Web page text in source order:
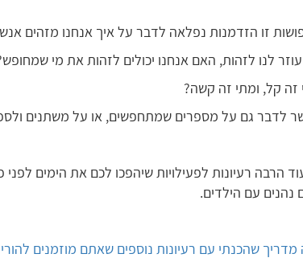
זו הזדמנות נפלאה לדבר על איך אנחנו מזהים
לנו לזהות, האם אנחנו יכולים לזהות את מי
זה קל, ומתי זה קשה?
לדבר גם על מספרים שמתחפשים, או על משתנים
הרבה רעיונות לפעילויות שיהפכו לכם את הימים לפני
נהנים עם הילדים.
מדריך שהכנתי עם רעיונות נוספים שאתם מוזמנים